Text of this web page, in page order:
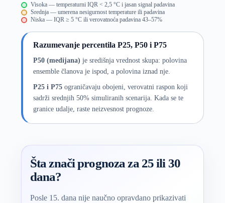
Visoka — temperaturni IQR < 2,5 °C i jasan signal padavina
Srednja — umerena nesigurnost temperature ili padavina
Niska — IQR ≥ 5 °C ili verovatnoća padavina 43–57%
Razumevanje percentila P25, P50 i P75
P50 (medijana) je središnja vrednost skupa: polovina
ensemble članova je ispod, a polovina iznad nje.
P25 i P75ograničavaju obojeni, verovatni raspon koji
sadrži srednjih 50% simuliranih scenarija. Kada se te
granice udalje, raste neizvesnost prognoze.
Šta znači prognoza za 25 ili 30
dana?
Posle 15. dana nije naučno opravdano prikazivati